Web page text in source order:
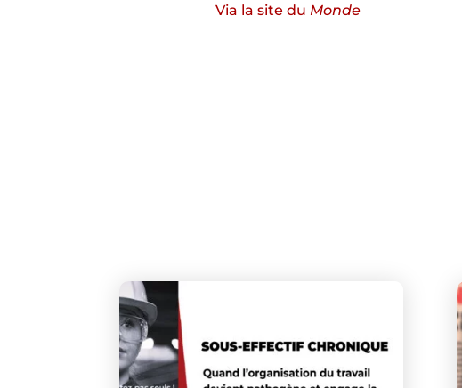
Via la site du Monde